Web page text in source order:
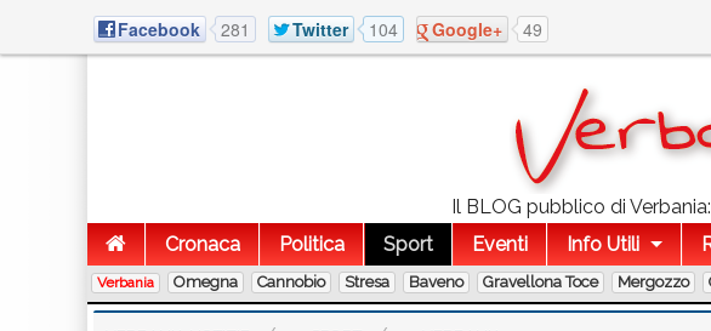
Facebook 281 Twitter 104 Google+ 49
Il BLOG pubblico di
Cronaca
Politica Sport Eventi Info Utili
Verbania Omegna Cannobio Stresa Baveno Gravellona Toce Mergozzo